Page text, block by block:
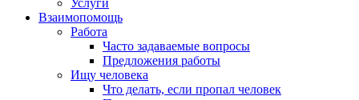
Услуги
Взаимопомощь
Работа
Часто задаваемые вопросы
Предложения работы
Ищу человека
Что делать, если пропал человек